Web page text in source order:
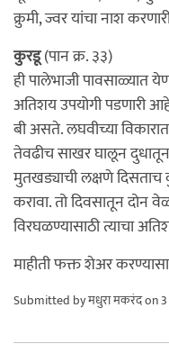
क्रुमी, ज्वर यांचा नाश
कुरडू(पान क्र. ३३)
ही पालेभाजी पावसाळ्यात
अतिशय उपयोगी पडणारी
बी असते. लघवीच्या
तेवढीच साखर घालून
मुतखड्याची लक्षणे
करावा. तो दिवसातून दोन
विरघळण्यासाठी त्याचा
माहीती फक्त शेअर
Submitted byमधुरा मकरंदon 3